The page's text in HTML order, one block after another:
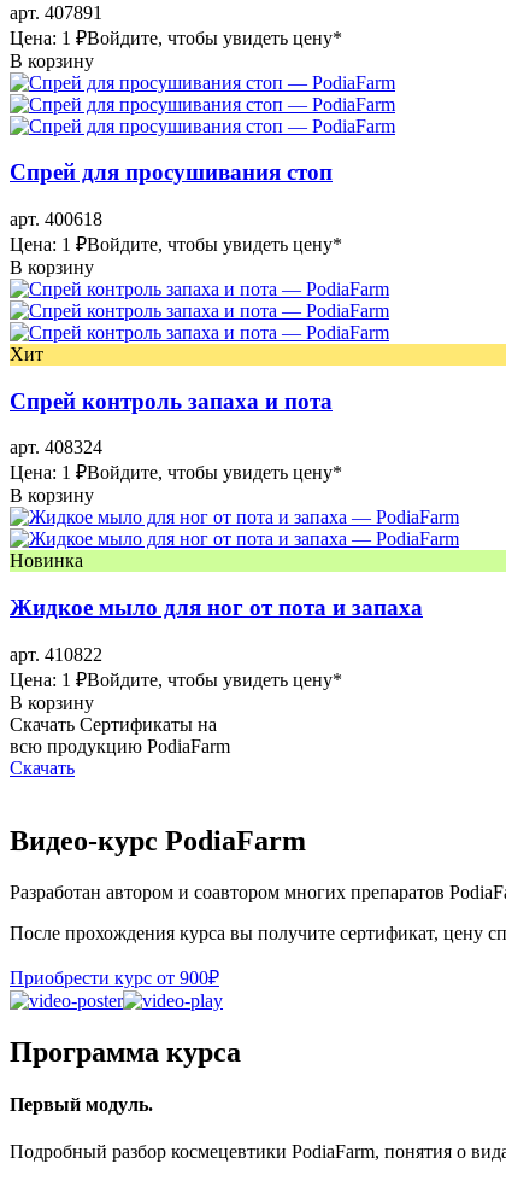
арт. 407891
Цена: 1 ₽Войдите, чтобы увидеть цену*
В корзину
Спрей для просушивания стоп
арт. 400618
Цена: 1 ₽Войдите, чтобы увидеть цену*
В корзину
Хит
Спрей контроль запаха и пота
арт. 408324
Цена: 1 ₽Войдите, чтобы увидеть цену*
В корзину
Новинка
Жидкое мыло для ног от пота и запаха
арт. 410822
Цена: 1 ₽Войдите, чтобы увидеть цену*
В корзину
Скачать Сертификаты на
всю продукцию PodiaFarm
Скачать
Видео-курс PodiaFarm
Разработан автором и соавтором многих препаратов
После прохождения курса вы получите сертификат, цену
Приобрести курс от 900₽
Программа курса
Первый модуль.
Подробный разбор космецевтики PodiaFarm, понятия о